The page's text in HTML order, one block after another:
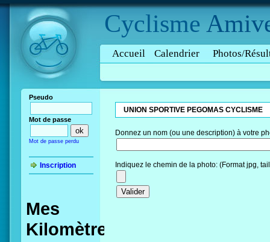
Cyclisme
Accueil Calendrier Photos/
Pseudo
Mot de passe
Mot de passe perdu
Inscription
Mes
Kilomètres
UNION SPORTIVE PEGOMAS CYCLISME
Donnez un nom (ou une description) à votre
Indiquez le chemin de la photo: (Format jpg,